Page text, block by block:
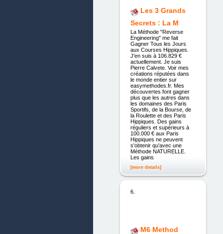
Les 3 Grands
Secrets : La M
La Méthode "Reverse
Engineering" me fait
Gagner Tous les Jours
aux Courses Hippiques.
J'en suis à 106.829 €
actuellement. Je suis
Pierre Calvete. Voir mes
créations réputées dans
le monde entier sur
easymethodes.fr. Mes
découvertes font gagner
plus que les autres dans
les domaines des Paris
Sportifs, de la Bourse, de
la Roulette et des Paris
Hippiques. Des gains
réguliers et supérieurs à
100.000 € aux Paris
Hippiques ne peuvent
s'obtenir qu'avec une
Méthode NATURELLE.
Les gains
[more details]
6.
M6 Method